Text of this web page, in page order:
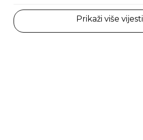
Prikaži više vijesti